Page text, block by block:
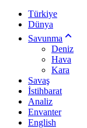
Türkiye
Dünya
Savunma
Deniz
Hava
Kara
Savaş
İstihbarat
Analiz
Envanter
English